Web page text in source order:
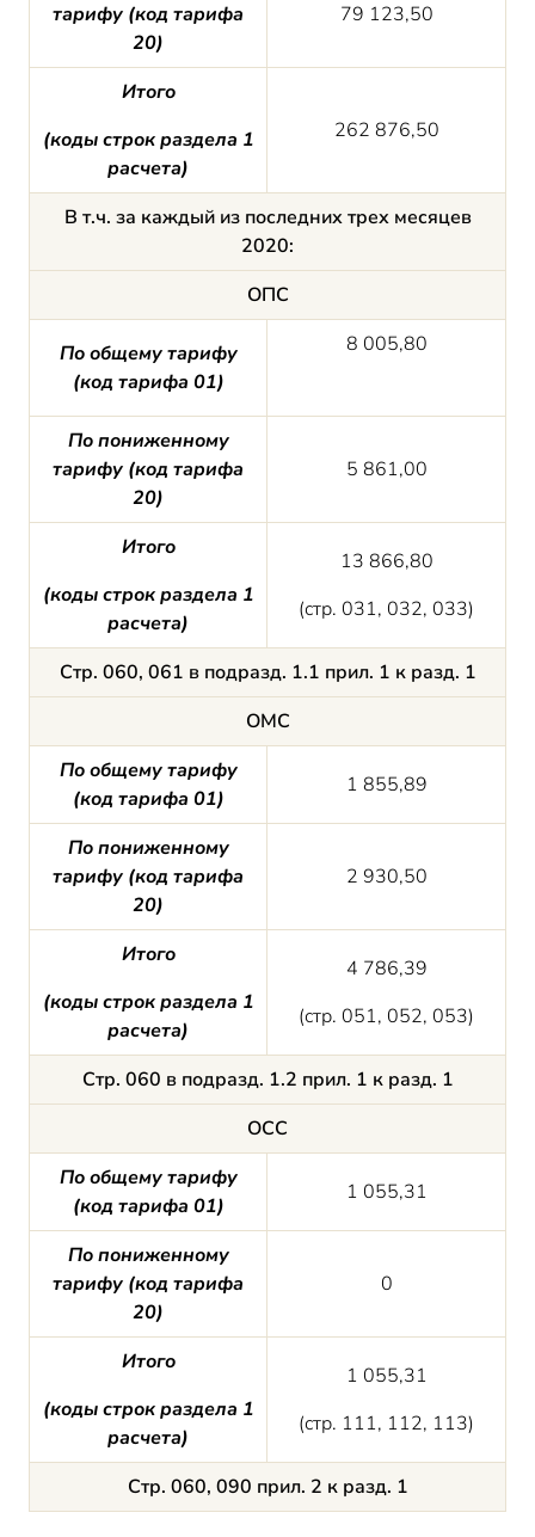
тарифу (код тарифа
20)
79 123,50
Итого
(коды строкраздела 1
расчета)
262 876,50
В т.ч. за каждый из последних трех месяцев
2020:
ОПС
По общему тарифу
(код тарифа 01)
8 005,80
По пониженному
тарифу (код тарифа
20)
5 861,00
Итого
(коды строкраздела 1
расчета)
13 866,80
(стр. 031, 032, 033)
Стр. 060, 061 в подразд. 1.1 прил. 1 к разд. 1
ОМС
По общему тарифу
(код тарифа 01)
1 855,89
По пониженному
тарифу (код тарифа
20)
2 930,50
Итого
(коды строкраздела 1
расчета)
4 786,39
(стр. 051, 052, 053)
Стр. 060 в подразд. 1.2 прил. 1 к разд. 1
ОСС
По общему тарифу
(код тарифа 01)
1 055,31
По пониженному
тарифу (код тарифа
20)
0
Итого
(коды строкраздела 1
расчета)
1 055,31
(стр. 111, 112, 113)
Стр. 060, 090 прил. 2 к разд. 1